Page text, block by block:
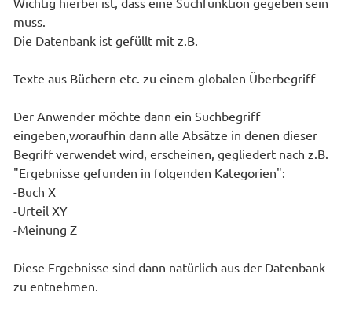
muss.
Die Datenbank ist gefüllt mit z.B.
Texte aus Büchern etc. zu einem globalen Überbegriff
Der Anwender möchte dann ein Suchbegriff
eingeben,woraufhin dann alle Absätze in denen dieser
Begriff verwendet wird, erscheinen, gegliedert nach z.B.
"Ergebnisse gefunden in folgenden Kategorien":
-Buch X
-Urteil XY
-Meinung Z
Diese Ergebnisse sind dann natürlich aus der Datenbank
zu entnehmen.